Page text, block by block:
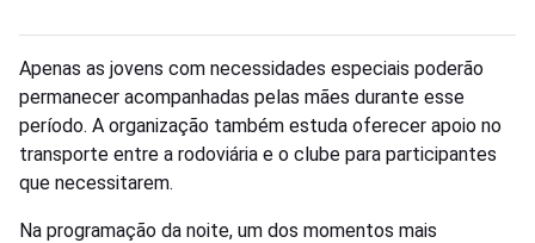
Apenas as jovens com necessidades especiais poderão
permanecer acompanhadas pelas mães durante esse
período. A organização também estuda oferecer apoio no
transporte entre a rodoviária e o clube para participantes
que necessitarem.
Na programação da noite, um dos momentos mais